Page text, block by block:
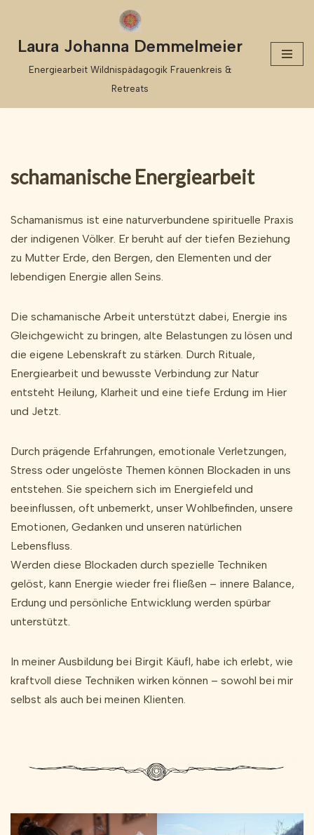
Zum
springen
Laura Johanna Demmelmeier
Energiearbeit Wildnispädagogik Frauenkreis &
Retreats
schamanische Energiearbeit
Schamanismus ist eine naturverbundene spirituelle Praxis
der indigenen Völker. Er beruht auf der tiefen Beziehung
zu Mutter Erde, den Bergen, den Elementen und der
lebendigen Energie allen Seins.
Die schamanische Arbeit unterstützt dabei, Energie ins
Gleichgewicht zu bringen, alte Belastungen zu lösen und
die eigene Lebenskraft zu stärken. Durch Rituale,
Energiearbeit und bewusste Verbindung zur Natur
entsteht Heilung, Klarheit und eine tiefe Erdung im Hier
und Jetzt.
Durch prägende Erfahrungen, emotionale Verletzungen,
Stress oder ungelöste Themen können Blockaden in uns
entstehen. Sie speichern sich im Energiefeld und
beeinflussen, oft unbemerkt, unser Wohlbefinden, unsere
Emotionen, Gedanken und unseren natürlichen
Lebensfluss.
Werden diese Blockaden durch spezielle Techniken
gelöst, kann Energie wieder frei fließen – innere Balance,
Erdung und persönliche Entwicklung werden spürbar
unterstützt.
In meiner Ausbildung bei Birgit Käufl, habe ich erlebt, wie
kraftvoll diese Techniken wirken können – sowohl bei mir
selbst als auch bei meinen Klienten.